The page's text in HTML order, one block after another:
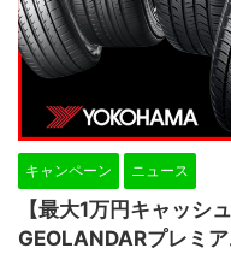
キャンペーン ニュース
【最大1万円キャッシ
GEOLANDARプレミ